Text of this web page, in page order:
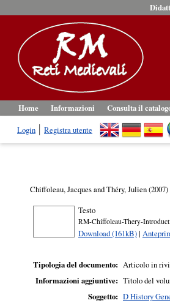
Home Informazioni
Consulta il
Login
Registra utente
Chiffoleau, JacquesandThéry, Julien(2007)
Testo
RM-Chiffoleau-Thery-
Download (161kB)|
Tipologia del documento: Articolo in
Informazioni aggiuntive: Titolo del
Soggetto: D History